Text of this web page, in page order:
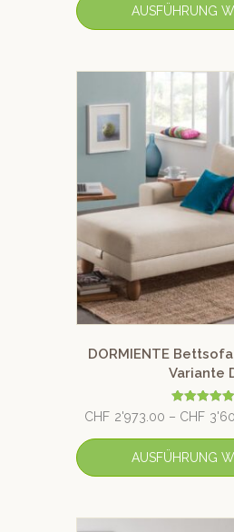
AUSFÜHRUNG
DORMIENTE
Variante
Bewertet mit
5.00
CHF 2'973.00 – CHF
AUSFÜHRUNG